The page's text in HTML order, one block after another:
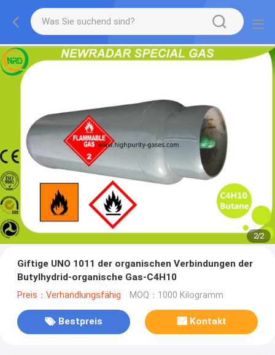
2/2
Giftige UNO 1011 der organischen Verbindungen der
Butylhydrid-organische Gas-C4H10
Preis：Verhandlungsfähig MOQ：1000 Kilogramm
Bestpreis Kontakt